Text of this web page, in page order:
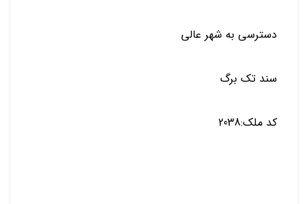
دسترسی به شهر عالی
سند تک برگ
کد ملک:2038